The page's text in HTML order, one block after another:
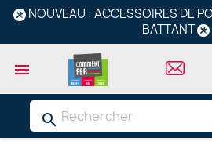
NOUVEAU : ACCESSOIRES DE
BATTANT

search